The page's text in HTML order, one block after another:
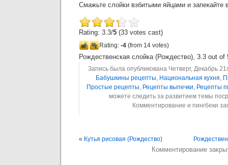
Смажьте слойки взбитыми яйцами и запекайте
Rating: 3.3/5 (33 votes cast)
Rating: -4 (from 14 votes)
Рождественская слойка (Рождество), 3.3 out of
Запись была опубликована Четверг, Декабрь
Бабушкины рецепты, Национальная кухня,
Простые рецепты, Рецепты выпечки, Рецепты
можете следить за развитием темы
Комментирование и пингбеки
« Кутья рисовая (Рождество)
Комментирование